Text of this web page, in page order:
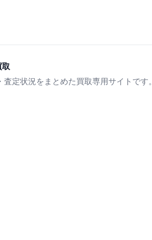
定状況をまとめた買取専用サイトです。